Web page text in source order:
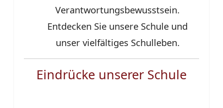
Verantwortungsbewusstsein.
Entdecken Sie unsere Schule und
unser vielfältiges Schulleben.
Eindrücke unserer Schule